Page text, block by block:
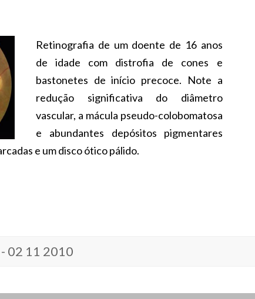
Retinografia de um doente de 16 anos
de idade com distrofia de cones e
bastonetes de início precoce. Note a
redução significativa do diâmetro
vascular, a mácula pseudo-colobomatosa
e abundantes depósitos pigmentares
e um disco ótico pálido.
- 02 11 2010